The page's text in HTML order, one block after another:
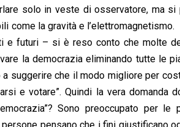
solo in veste di osservatore, ma
come la gravità e
e futuri – si è reso conto che molte
la democrazia eliminando tutte le
a suggerire che il modo migliore per
e votare”. Quindi la vera domanda
Sono preoccupato per